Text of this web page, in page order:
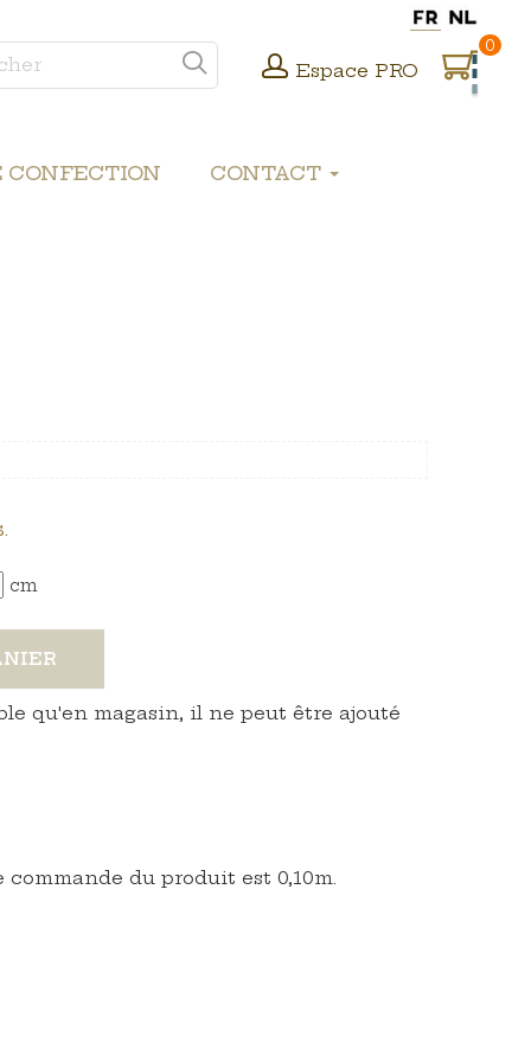
Espace PRO
0
CONFECTION CONTACT
cm
qu'en magasin, il ne peut être ajouté
du produit est 0,10m.